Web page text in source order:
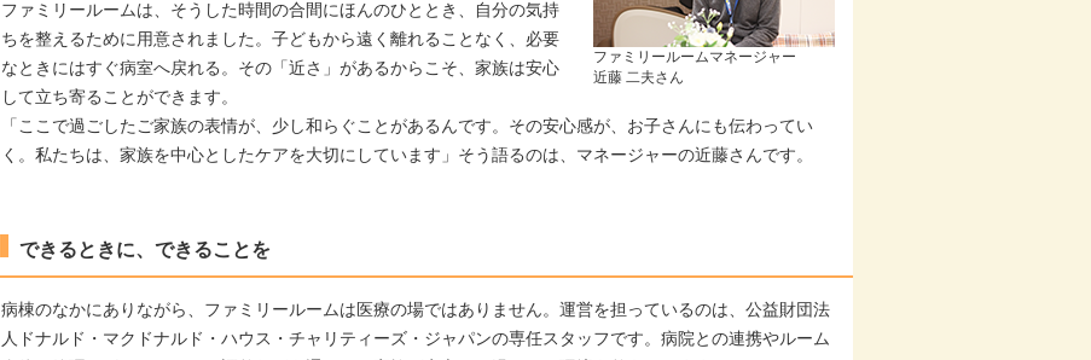
ファミリールームマネージャー
近藤 二夫さん
ファミリールームは、そうした時間の合間にほんのひととき、自分の気持
ちを整えるために用意されました。子どもから遠く離れることなく、必要
なときにはすぐ病室へ戻れる。その「近さ」があるからこそ、家族は安心
して立ち寄ることができます。
「ここで過ごしたご家族の表情が、少し和らぐことがあるんです。その安心感が、お子さんにも伝わってい
く。私たちは、家族を中心としたケアを大切にしています」そう語るのは、マネージャーの近藤さんです。
できるときに、できることを
病棟のなかにありながら、ファミリールームは医療の場ではありません。運営を担っているのは、公益財団法
人ドナルド・マクドナルド・ハウス・チャリティーズ・ジャパンの専任スタッフです。病院との連携やルーム